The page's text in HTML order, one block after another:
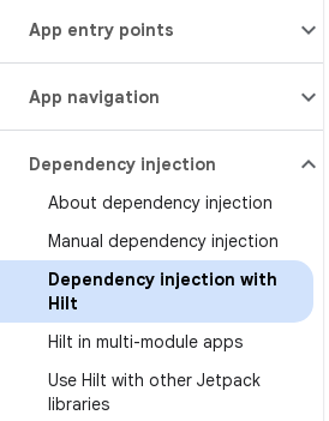
App entry points
App navigation
Dependency injection
About dependency injection
Manual dependency injection
Dependency injection with
Hilt
Hilt in multi-module apps
Use Hilt with other Jetpack
libraries